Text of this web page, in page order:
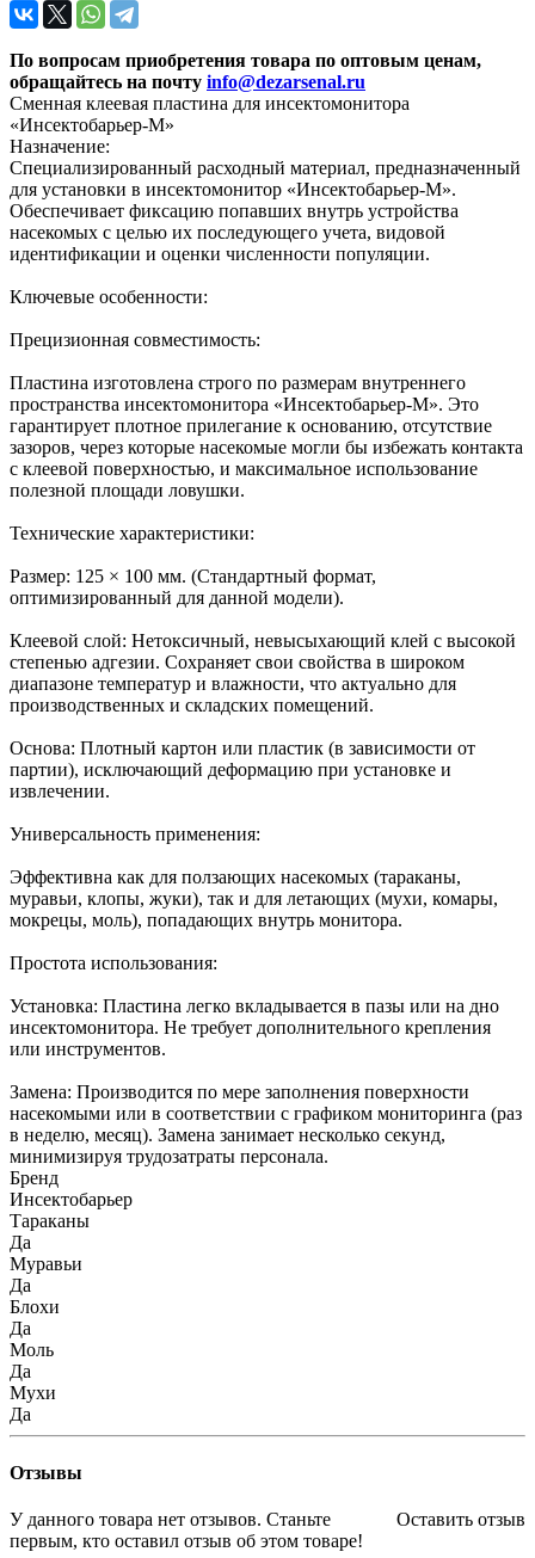
По вопросам приобретения товара по оптовым ценам,
обращайтесь на почту info@dezarsenal.ru
Сменная клеевая пластина для инсектомонитора
«Инсектобарьер-М»
Назначение:
Специализированный расходный материал, предназначенный
для установки в инсектомонитор «Инсектобарьер-М».
Обеспечивает фиксацию попавших внутрь устройства
насекомых с целью их последующего учета, видовой
идентификации и оценки численности популяции.
Ключевые особенности:
Прецизионная совместимость:
Пластина изготовлена строго по размерам внутреннего
пространства инсектомонитора «Инсектобарьер-М». Это
гарантирует плотное прилегание к основанию, отсутствие
зазоров, через которые насекомые могли бы избежать контакта
с клеевой поверхностью, и максимальное использование
полезной площади ловушки.
Технические характеристики:
Размер: 125 × 100 мм. (Стандартный формат,
оптимизированный для данной модели).
Клеевой слой: Нетоксичный, невысыхающий клей с высокой
степенью адгезии. Сохраняет свои свойства в широком
диапазоне температур и влажности, что актуально для
производственных и складских помещений.
Основа: Плотный картон или пластик (в зависимости от
партии), исключающий деформацию при установке и
извлечении.
Универсальность применения:
Эффективна как для ползающих насекомых (тараканы,
муравьи, клопы, жуки), так и для летающих (мухи, комары,
мокрецы, моль), попадающих внутрь монитора.
Простота использования:
Установка: Пластина легко вкладывается в пазы или на дно
инсектомонитора. Не требует дополнительного крепления
или инструментов.
Замена: Производится по мере заполнения поверхности
насекомыми или в соответствии с графиком мониторинга (раз
в неделю, месяц). Замена занимает несколько секунд,
минимизируя трудозатраты персонала.
Бренд
Инсектобарьер
Тараканы
Да
Муравьи
Да
Блохи
Да
Моль
Да
Мухи
Да
Отзывы
Оставить отзыв
У данного товара нет отзывов. Станьте
первым, кто оставил отзыв об этом товаре!